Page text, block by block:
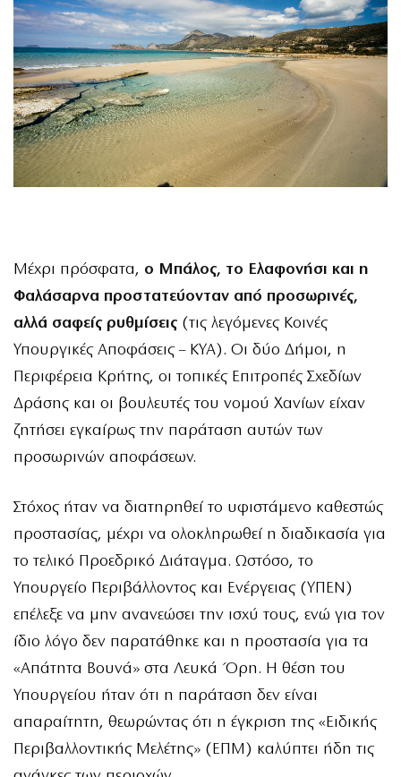
Μέχρι πρόσφατα, ο Μπάλος, το Ελαφονήσι και η
Φαλάσαρνα προστατεύονταν από προσωρινές,
αλλά σαφείς ρυθμίσεις (τις λεγόμενες Κοινές
Υπουργικές Αποφάσεις – ΚΥΑ). Οι δύο Δήμοι, η
Περιφέρεια Κρήτης, οι τοπικές Επιτροπές Σχεδίων
Δράσης και οι βουλευτές του νομού Χανίων είχαν
ζητήσει εγκαίρως την παράταση αυτών των
προσωρινών αποφάσεων.
Στόχος ήταν να διατηρηθεί το υφιστάμενο καθεστώς
προστασίας, μέχρι να ολοκληρωθεί η διαδικασία για
το τελικό Προεδρικό Διάταγμα. Ωστόσο, το
Υπουργείο Περιβάλλοντος και Ενέργειας (ΥΠΕΝ)
επέλεξε να μην ανανεώσει την ισχύ τους, ενώ για τον
ίδιο λόγο δεν παρατάθηκε και η προστασία για τα
«Απάτητα Βουνά» στα Λευκά Όρη. Η θέση του
Υπουργείου ήταν ότι η παράταση δεν είναι
απαραίτητη, θεωρώντας ότι η έγκριση της «Ειδικής
Περιβαλλοντικής Μελέτης» (ΕΠΜ) καλύπτει ήδη τις